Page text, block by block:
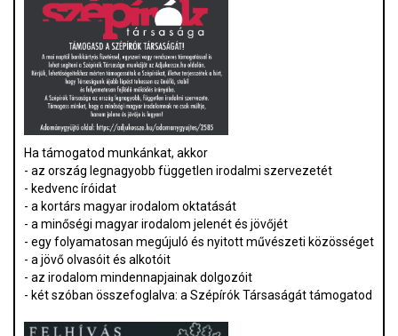
Ha támogatod munkánkat, akkor
- az ország legnagyobb független irodalmi szervezetét
- kedvenc íróidat
- a kortárs magyar irodalom oktatását
- a minőségi magyar irodalom jelenét és jövőjét
- egy folyamatosan megújuló és nyitott művészeti közösséget
- a jövő olvasóit és alkotóit
- az irodalom mindennapjainak dolgozóit
- két szóban összefoglalva: a Szépírók Társaságát támogatod